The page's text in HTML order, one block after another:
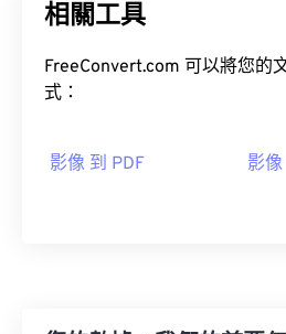
相關工具
FreeConvert.com 可以將您的
式：
影像 到 PDF 影像